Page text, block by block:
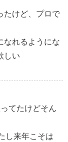
たけど、プロで
なれるようにな
しい
てたけどそん
し来年こそは